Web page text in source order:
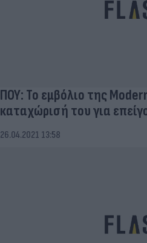
ΠΟΥ: Το εμβόλιο της
καταχώρισή του για
26.04.2021 13:58